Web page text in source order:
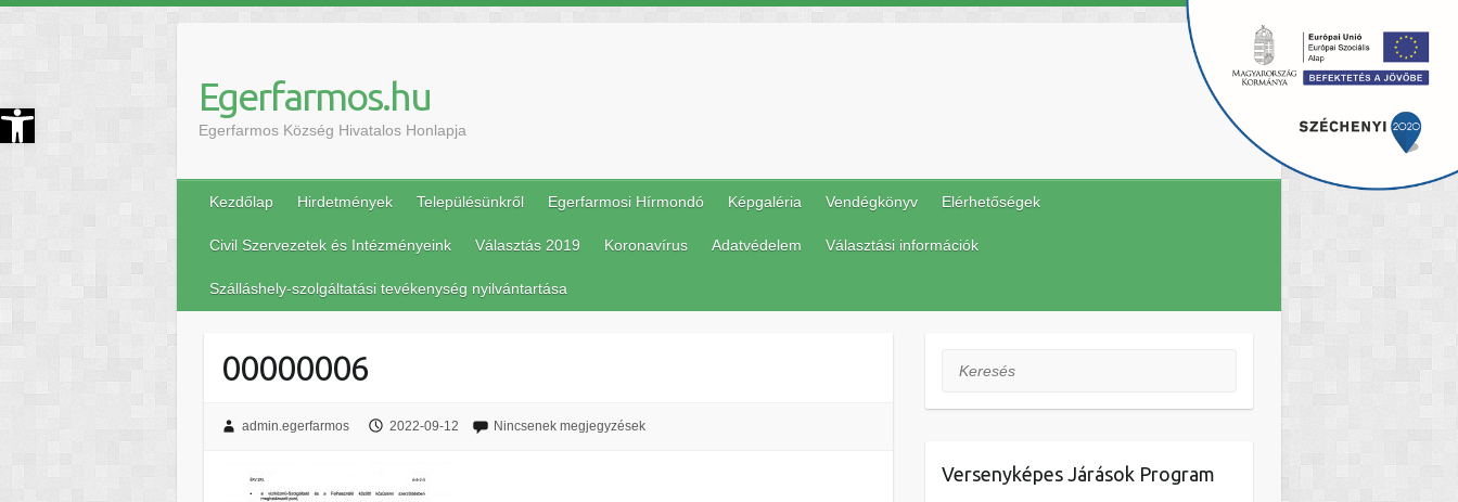
Eszköztár megnyitása Egerfarmos.hu
Egerfarmos Község Hivatalos Honlapja
Kezdőlap Hirdetmények Településünkről Egerfarmosi Hírmondó Képgaléria Vendégkönyv Elérhetőségek
Civil Szervezetek és Intézményeink Választás 2019 Koronavírus Adatvédelem Választási információk
Szálláshely-szolgáltatási tevékenység nyilvántartása
00000006
admin.egerfarmos 2022-09-12 Nincsenek megjegyzések
Keresés
Versenyképes Járások Program